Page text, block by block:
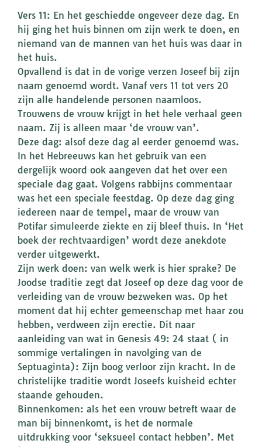
Vers 11: En het geschiedde ongeveer deze dag. En
hij ging het huis binnen om zijn werk te doen, en
niemand van de mannen van het huis was daar in
het huis.
Opvallend is dat in de vorige verzen Joseef bij zijn
naam genoemd wordt. Vanaf vers 11 tot vers 20
zijn alle handelende personen naamloos.
Trouwens de vrouw krijgt in het hele verhaal geen
naam. Zij is alleen maar ‘de vrouw van’.
Deze dag: alsof deze dag al eerder genoemd was.
In het Hebreeuws kan het gebruik van een
dergelijk woord ook aangeven dat het over een
speciale dag gaat. Volgens rabbijns commentaar
was het een speciale feestdag. Op deze dag ging
iedereen naar de tempel, maar de vrouw van
Potifar simuleerde ziekte en zij bleef thuis. In ‘Het
boek der rechtvaardigen’ wordt deze anekdote
verder uitgewerkt.
Zijn werk doen: van welk werk is hier sprake? De
Joodse traditie zegt dat Joseef op deze dag voor de
verleiding van de vrouw bezweken was. Op het
moment dat hij echter gemeenschap met haar zou
hebben, verdween zijn erectie. Dit naar
aanleiding van wat in Genesis 49: 24 staat ( in
sommige vertalingen in navolging van de
Septuaginta): Zijn boog verloor zijn kracht. In de
christelijke traditie wordt Joseefs kuisheid echter
staande gehouden.
Binnenkomen: als het een vrouw betreft waar de
man bij binnenkomt, is het de normale
uitdrukking voor ‘seksueel contact hebben’. Met